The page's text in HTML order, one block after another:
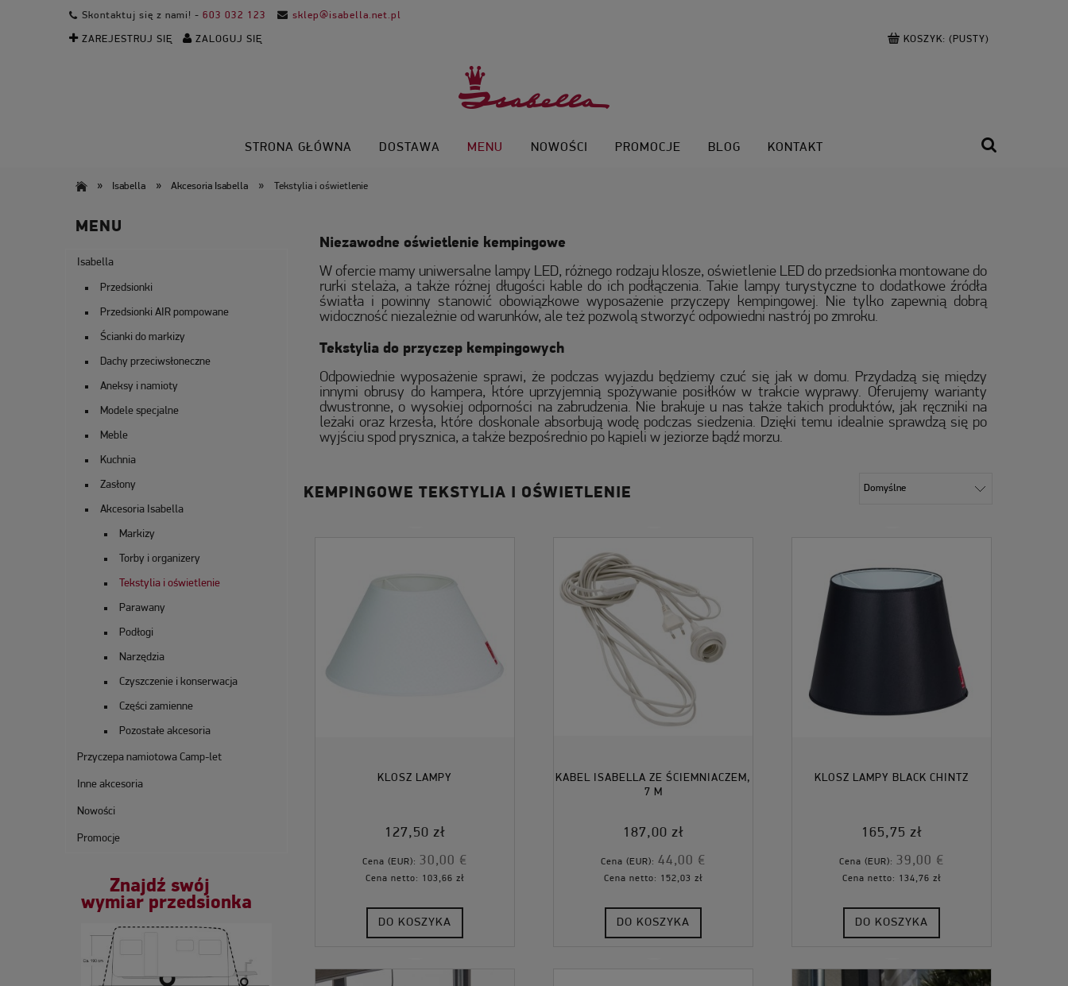
Skontaktuj się z nami! - 603 032 123 sklep@isabella.net.pl
ZAREJESTRUJ SIĘ ZALOGUJ SIĘ KOSZYK: (PUSTY)
STRONA GŁÓWNA DOSTAWA MENU NOWOŚCI PROMOCJE BLOG KONTAKT
» Isabella » Akcesoria Isabella » Tekstylia i oświetlenie
MENU
Isabella
Przedsionki
Przedsionki AIR pompowane
Ścianki do markizy
Dachy przeciwsłoneczne
Aneksy i namioty
Modele specjalne
Meble
Kuchnia
Zasłony
Akcesoria Isabella
Markizy
Torby i organizery
Tekstylia i oświetlenie
Parawany
Podłogi
Narzędzia
Czyszczenie i konserwacja
Części zamienne
Pozostałe akcesoria
Przyczepa namiotowa Camp-let
Inne akcesoria
Nowości
Promocje
Znajdź swój
wymiar przedsionka
Niezawodne oświetlenie kempingowe
W ofercie mamy uniwersalne lampy LED, różnego rodzaju klosze, oświetlenie LED do przedsionka montowane do
rurki stelaża, a także różnej długości kable do ich podłączenia. Takie lampy turystyczne to dodatkowe źródła
światła i powinny stanowić obowiązkowe wyposażenie przyczepy kempingowej. Nie tylko zapewnią dobrą
widoczność niezależnie od warunków, ale też pozwolą stworzyć odpowiedni nastrój po zmroku.
Tekstylia do przyczep kempingowych
Odpowiednie wyposażenie sprawi, że podczas wyjazdu będziemy czuć się jak w domu. Przydadzą się między
innymi obrusy do kampera, które uprzyjemnią spożywanie posiłków w trakcie wyprawy. Oferujemy warianty
dwustronne, o wysokiej odporności na zabrudzenia. Nie brakuje u nas także takich produktów, jak ręczniki na
leżaki oraz krzesła, które doskonale absorbują wodę podczas siedzenia. Dzięki temu idealnie sprawdzą się po
wyjściu spod prysznica, a także bezpośrednio po kąpieli w jeziorze bądź morzu.
KEMPINGOWE TEKSTYLIA I OŚWIETLENIE
KLOSZ LAMPY
127,50 zł
Cena (EUR): 30,00 €
Cena netto: 103,66 zł
DO KOSZYKA
KABEL ISABELLA ZE ŚCIEMNIACZEM,
7 M
187,00 zł
Cena (EUR): 44,00 €
Cena netto: 152,03 zł
DO KOSZYKA
KLOSZ LAMPY BLACK CHINTZ
165,75 zł
Cena (EUR): 39,00 €
Cena netto: 134,76 zł
DO KOSZYKA